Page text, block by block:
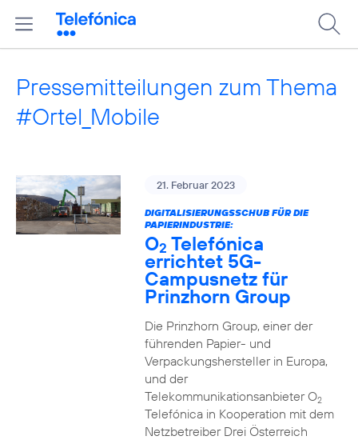
Pressemitteilungen zum Thema
#Ortel_Mobile
21. Februar 2023
DIGITALISIERUNGSSCHUB FÜR DIE
PAPIERINDUSTRIE:
O2 Telefónica
errichtet 5G-
Campusnetz für
Prinzhorn Group
Die Prinzhorn Group, einer der
führenden Papier- und
Verpackungshersteller in Europa,
und der
Telekommunikationsanbieter O2
Telefónica in Kooperation mit dem
Netzbetreiber Drei Österreich